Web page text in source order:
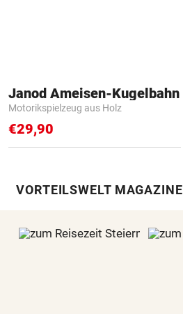
Janod Ameisen-Kugelbahn
Motorikspielzeug aus Holz
€29,90
VORTEILSWELT MAGAZINE